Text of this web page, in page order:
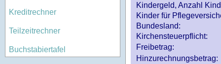
Kreditrechner
Teilzeitrechner
Buchstabiertafel
Kindergeld, Anzahl
Kinder für
Bundesland:
Kirchensteuerpflicht:
Freibetrag:
Hinzurechnungsbetrag: